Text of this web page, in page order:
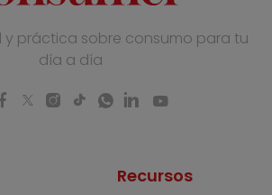
y práctica sobre consumo para tu
día a día
Recursos